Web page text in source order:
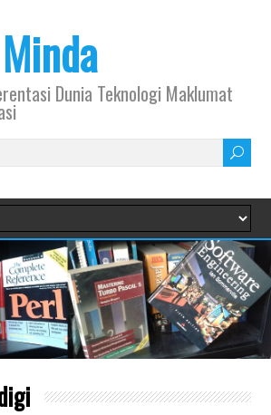
Dunia Teknologi Maklumat